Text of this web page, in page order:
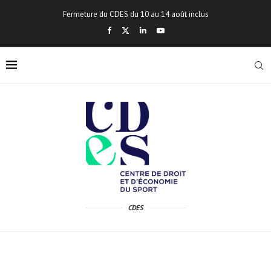
Fermeture du CDES du 10 au 14 août inclus
CDES